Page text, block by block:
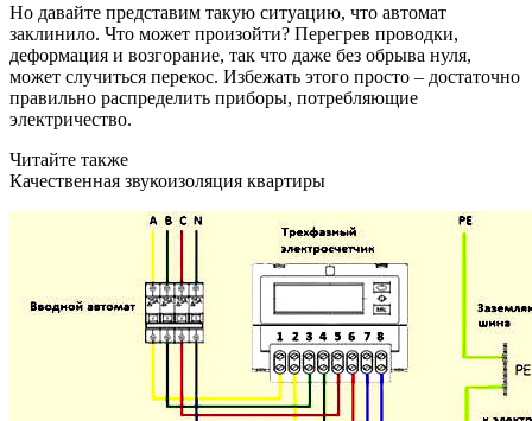
Но давайте представим такую ситуацию, что автомат
заклинило. Что может произойти? Перегрев проводки,
деформация и возгорание, так что даже без обрыва нуля,
может случиться перекос. Избежать этого просто – достаточно
правильно распределить приборы, потребляющие
электричество.
Читайте также
Качественная звукоизоляция квартиры